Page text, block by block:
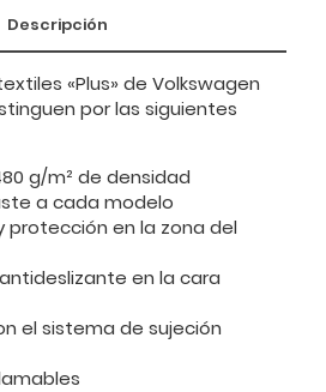
Descripción
«Plus» de Volkswagen
por las siguientes
g/m² de densidad
a cada modelo
protección en la zona del
en la cara
el sistema de sujeción